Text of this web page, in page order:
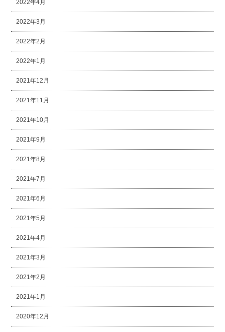
2022年4月
2022年3月
2022年2月
2022年1月
2021年12月
2021年11月
2021年10月
2021年9月
2021年8月
2021年7月
2021年6月
2021年5月
2021年4月
2021年3月
2021年2月
2021年1月
2020年12月